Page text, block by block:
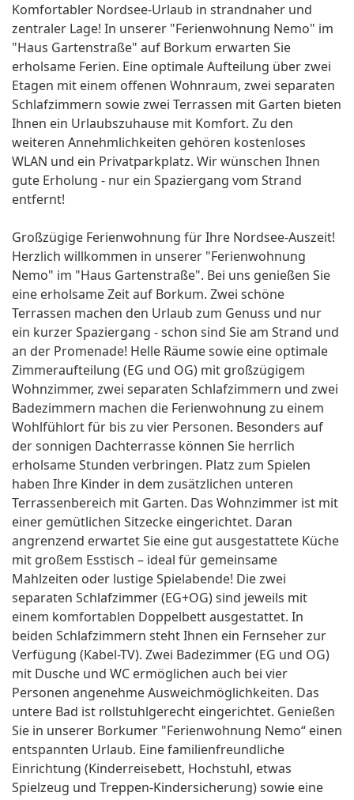
Komfortabler Nordsee-Urlaub in strandnaher und
zentraler Lage! In unserer "Ferienwohnung Nemo" im
"Haus Gartenstraße" auf Borkum erwarten Sie
erholsame Ferien. Eine optimale Aufteilung über zwei
Etagen mit einem offenen Wohnraum, zwei separaten
Schlafzimmern sowie zwei Terrassen mit Garten bieten
Ihnen ein Urlaubszuhause mit Komfort. Zu den
weiteren Annehmlichkeiten gehören kostenloses
WLAN und ein Privatparkplatz. Wir wünschen Ihnen
gute Erholung - nur ein Spaziergang vom Strand
entfernt!
Großzügige Ferienwohnung für Ihre Nordsee-Auszeit!
Herzlich willkommen in unserer "Ferienwohnung
Nemo" im "Haus Gartenstraße". Bei uns genießen Sie
eine erholsame Zeit auf Borkum. Zwei schöne
Terrassen machen den Urlaub zum Genuss und nur
ein kurzer Spaziergang - schon sind Sie am Strand und
an der Promenade! Helle Räume sowie eine optimale
Zimmeraufteilung (EG und OG) mit großzügigem
Wohnzimmer, zwei separaten Schlafzimmern und zwei
Badezimmern machen die Ferienwohnung zu einem
Wohlfühlort für bis zu vier Personen. Besonders auf
der sonnigen Dachterrasse können Sie herrlich
erholsame Stunden verbringen. Platz zum Spielen
haben Ihre Kinder in dem zusätzlichen unteren
Terrassenbereich mit Garten. Das Wohnzimmer ist mit
einer gemütlichen Sitzecke eingerichtet. Daran
angrenzend erwartet Sie eine gut ausgestattete Küche
mit großem Esstisch – ideal für gemeinsame
Mahlzeiten oder lustige Spielabende! Die zwei
separaten Schlafzimmer (EG+OG) sind jeweils mit
einem komfortablen Doppelbett ausgestattet. In
beiden Schlafzimmern steht Ihnen ein Fernseher zur
Verfügung (Kabel-TV). Zwei Badezimmer (EG und OG)
mit Dusche und WC ermöglichen auch bei vier
Personen angenehme Ausweichmöglichkeiten. Das
untere Bad ist rollstuhlgerecht eingerichtet. Genießen
Sie in unserer Borkumer "Ferienwohnung Nemo“ einen
entspannten Urlaub. Eine familienfreundliche
Einrichtung (Kinderreisebett, Hochstuhl, etwas
Spielzeug und Treppen-Kindersicherung) sowie eine